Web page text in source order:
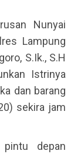
Nunyai
Lampung
S.Ik., S.H
Istrinya
dan barang
sekira jam
depan